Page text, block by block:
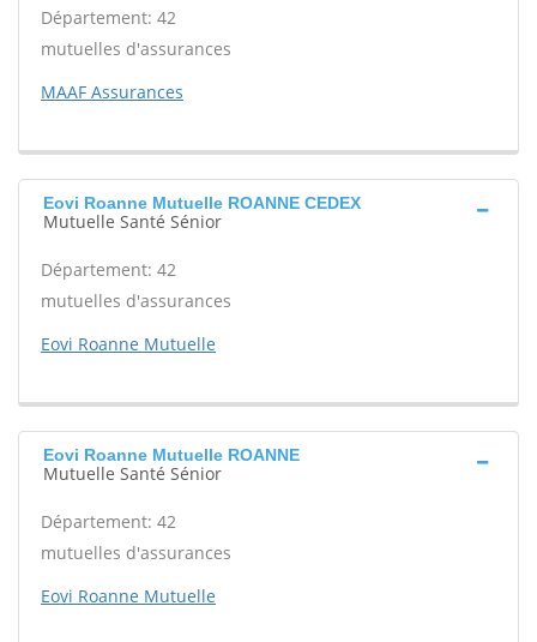
Département: 42
mutuelles d'assurances
MAAF Assurances
Eovi Roanne Mutuelle ROANNE CEDEX
Mutuelle Santé Sénior
Département: 42
mutuelles d'assurances
Eovi Roanne Mutuelle
Eovi Roanne Mutuelle ROANNE
Mutuelle Santé Sénior
Département: 42
mutuelles d'assurances
Eovi Roanne Mutuelle